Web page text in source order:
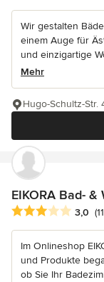
Wir gestalten
einem Auge für
und einzigartige
Mehr
Hugo-Schultz-Str.
EIKORA Bad-
Durchschnittliche
3,0
Im Onlineshop
und Produkte
ob Sie Ihr